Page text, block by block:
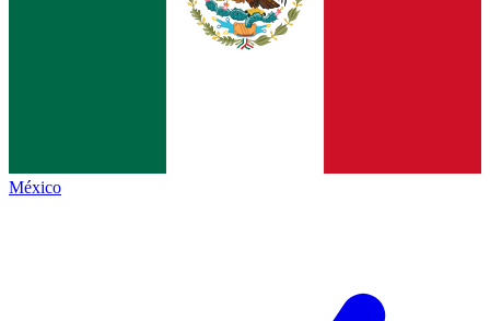
México